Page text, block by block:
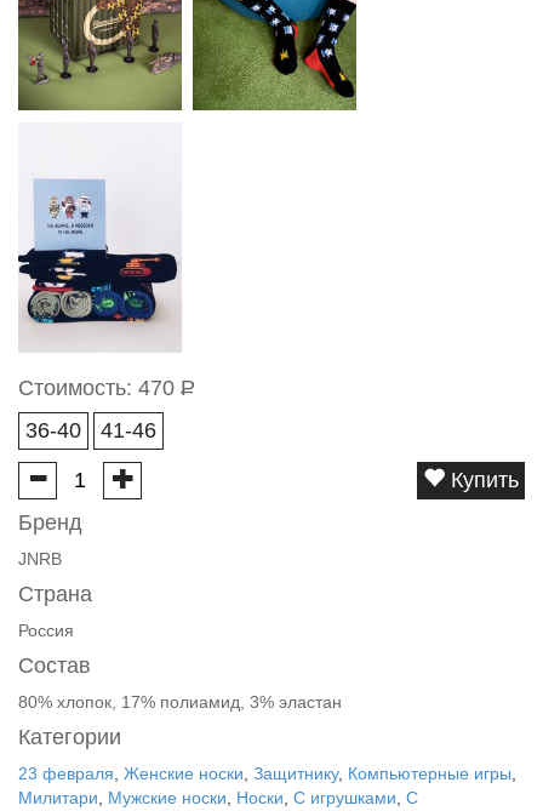
Стоимость: 470 Р
36-40
41-46
Купить
Бренд
JNRB
Страна
Россия
Состав
80% хлопок, 17% полиамид, 3% эластан
Категории
23 февраля Женские носки Защитнику, Компьютерные игры
Милитари
Мужские носки Носки С игрушками С